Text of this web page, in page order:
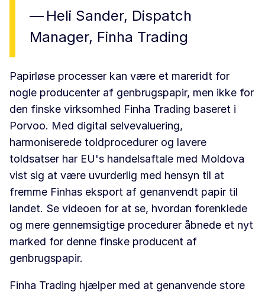
Heli Sander, Dispatch
Manager, Finha Trading
Papirløse processer kan være et mareridt for
nogle producenter af genbrugspapir, men ikke for
den finske virksomhed Finha Trading baseret i
Porvoo. Med digital selvevaluering,
harmoniserede toldprocedurer og lavere
toldsatser har EU's handelsaftale med Moldova
vist sig at være uvurderlig med hensyn til at
fremme Finhas eksport af genanvendt papir til
landet. Se videoen for at se, hvordan forenklede
og mere gennemsigtige procedurer åbnede et nyt
marked for denne finske producent af
genbrugspapir.
Finha Trading hjælper med at genanvende store